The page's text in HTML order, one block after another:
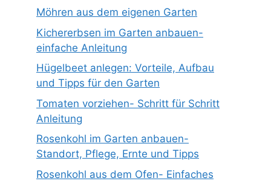
Möhren aus dem eigenen Garten
Kichererbsen im Garten anbauen-
einfache Anleitung
Hügelbeet anlegen: Vorteile, Aufbau
und Tipps für den Garten
Tomaten vorziehen- Schritt für Schritt
Anleitung
Rosenkohl im Garten anbauen-
Standort, Pflege, Ernte und Tipps
Rosenkohl aus dem Ofen- Einfaches